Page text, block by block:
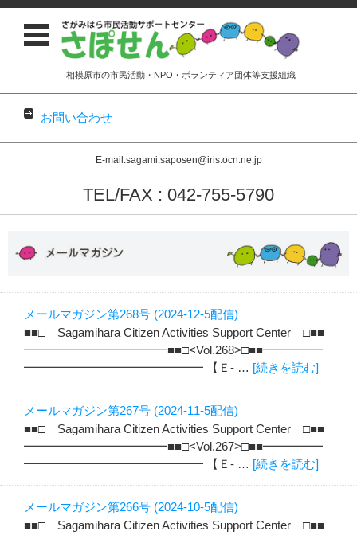
相模原市の市民活動・NPO・ボランティア団体等支援組織
お問い合わせ
E-mail:sagami.saposen@iris.ocn.ne.jp
TEL/FAX : 042-755-5790
コンテンツに移動
メールマガジン第268号 (2024-12-5配信)
■■□ Sagamihara Citizen Activities Support Center □■■
━━━━━━━━━━━━■■□<Vol.268>□■■━━━━━
━━━━━━━━━━━━━━━ 【Ｅ- … [続きを読む]
メールマガジン第267号 (2024-11-5配信)
■■□ Sagamihara Citizen Activities Support Center □■■
━━━━━━━━━━━━■■□<Vol.267>□■■━━━━━
━━━━━━━━━━━━━━━ 【Ｅ- … [続きを読む]
メールマガジン第266号 (2024-10-5配信)
■■□ Sagamihara Citizen Activities Support Center □■■